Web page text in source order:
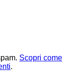
Scopri come
.